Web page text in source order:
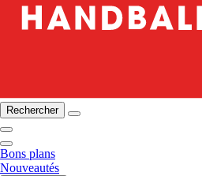
Rechercher
Bons plans
Nouveautés